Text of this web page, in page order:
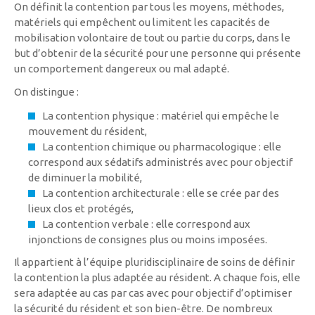
On définit la contention par tous les moyens, méthodes,
matériels qui empêchent ou limitent les capacités de
mobilisation volontaire de tout ou partie du corps, dans le
but d’obtenir de la sécurité pour une personne qui présente
un comportement dangereux ou mal adapté.
On distingue :
La contention physique : matériel qui empêche le
mouvement du résident,
La contention chimique ou pharmacologique : elle
correspond aux sédatifs administrés avec pour objectif
de diminuer la mobilité,
La contention architecturale : elle se crée par des
lieux clos et protégés,
La contention verbale : elle correspond aux
injonctions de consignes plus ou moins imposées.
Il appartient à l’équipe pluridisciplinaire de soins de définir
la contention la plus adaptée au résident. A chaque fois, elle
sera adaptée au cas par cas avec pour objectif d’optimiser
la sécurité du résident et son bien-être. De nombreux